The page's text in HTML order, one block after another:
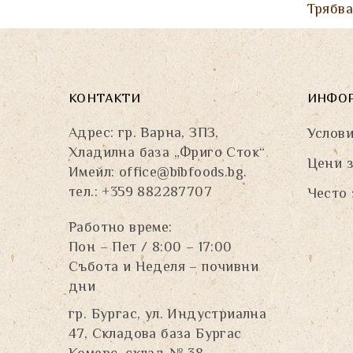
КОНТАКТИ
Адрес: гр. Варна, ЗПЗ,
Хладилна база „Фриго Сток“
Имейл:office@bibfoods.bg.
тел.: +359 882287707
Работно време:
Пон – Пет / 8:00 – 17:00
Събота и Неделя – почивни
дни
гр. Бургас, ул. Индустриална
47, Складова база Бургас
Цени
Често